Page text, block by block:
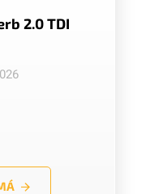
2.0 TDI